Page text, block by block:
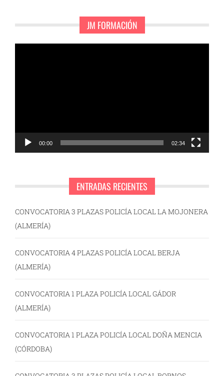
JM FORMACIÓN
00:00 02:34
ENTRADAS RECIENTES
CONVOCATORIA 3 PLAZAS POLICÍA LOCAL LA MOJONERA
(ALMERÍA)
CONVOCATORIA 4 PLAZAS POLICÍA LOCAL BERJA
(ALMERÍA)
CONVOCATORIA 1 PLAZA POLICÍA LOCAL GÁDOR
(ALMERÍA)
CONVOCATORIA 1 PLAZA POLICÍA LOCAL DOÑA MENCIA
(CÓRDOBA)